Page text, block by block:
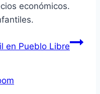
económicos.
en Pueblo Libre